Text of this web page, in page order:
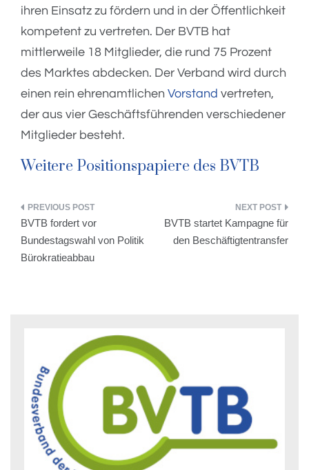
ihren Einsatz zu fördern und in der Öffentlichkeit
kompetent zu vertreten. Der BVTB hat
mittlerweile 18 Mitglieder, die rund 75 Prozent
des Marktes abdecken. Der Verband wird durch
einen rein ehrenamtlichen Vorstand vertreten,
der aus vier Geschäftsführenden verschiedener
Mitglieder besteht.
Weitere Positionspapiere des BVTB
Beitragsnavigation
BVTB fordert vor
Bundestagswahl von Politik
Bürokratieabbau
BVTB startet Kampagne für
den Beschäftigtentransfer